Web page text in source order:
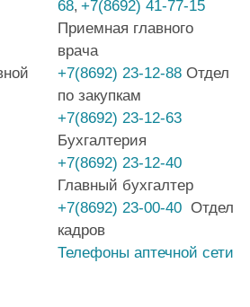
68, +7(8692) 41-77-15
Приемная главного
врача
+7(8692) 23-12-88 Отдел
по закупкам
+7(8692) 23-12-63
Бухгалтерия
+7(8692) 23-12-40
Главный бухгалтер
+7(8692) 23-00-40 Отдел
кадров
Телефоны аптечной сети